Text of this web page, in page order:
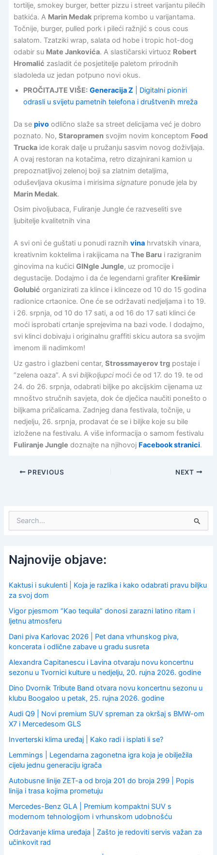
tortilje, smokey burger, better pizzu i street varijantu pilećih
batkića. A Marin Medakpriprema kombo u varijantama.
Točnije, burger, pulled pork i pileći ražnjić s cous cous
salatom. Tzatziki wrap, salata od hobe i tropic hot-dog
odabir su Mate Jankovića. A slastičarski virtuoz Robert
Hromalić zasladit će posjetitelje paletom prirodnih
sladoleda uz jedan potpuno novi okus.
PROČITAJTE VIŠE: Generacija Z | Digitalni pioniri
odrasli u svijetu pametnih telefona i društvenih mreža
Da se pivoodlično slaže sa street delicijama već je dobro
poznato. No, Staropramensvojim novim konceptom Food
Truckaide korak dalje u pružanju sasvim novog doživljaja.
A ovaj restoran na kotačima, retro dizajnirani kamion u
prepoznatljivoj zelenoj boji sa zlatnim detaljima,
oduševljava okusima i mirisima signature ponude jela by
Marin Medak.
Osim pivoljubaca, Fuliranje Jungle će razveseliti sve
ljubitelje kvalitetnih vina
A svi oni će guštati u ponudi raznih vinahrvatskih vinara,
kreativnim koktelima i rakijicama na The Baru i razigranim
ginovima na kućici GINgle Jungle, uz promocije i
degustacije. Dodajmo i da će legendarni grafiter Krešimir
Golubić organizirati za klince i klinceze od 10 do 15 godina
radionice crtaonice. One će se održavati nedjeljama i to 19.
i 26. srpnja, od 10 do 17 sati, a od 16 do 17 sati klinci će
moći isprobati crtanje sprejevima na bazi vode. I dodajmo,
svi klinci dobivaju i originalnu graffiti skicu autora sa svojim
imenom ili nadimkom!
Uz gastro i glazbeni centar, Strossmayerov trgpostaje i
“zelena oaza”. A svi biljkoljupcimoći će od 17. do 19. te od
24. do 26. srpnja, odabrati biljke po akcijskim cijenama uz
mnoštvo stručnih savjeta, dok će dječica naučiti ponešto o
biljkama pričalicama. Zadnjeg dana festivala, točnije, u
nedjelju, 26. srpnja, prodavat će se i biljke koje su bile
izložene na festivalu. A više informacija o samom festivalu
Fuliranje Jungle doznajte na njihovoj Facebook stranici.
PREVIOUS NEXT
c
h
o
r
Najnovije objave:
Kaktusi i sukulenti | Koja je razlika i kako odabrati pravu biljku
za svoj dom
Vigor pjesmom “Kao tequila” donosi zarazni latino ritam i
ljetnu atmosferu
Dani piva Karlovac 2026 | Pet dana vrhunskog piva,
koncerata i odlične zabave u gradu susreta
Alexandra Capitanescu i Lavina otvaraju novu koncertnu
sezonu u Tvornici kulture u nedjelju, 20. rujna 2026. godine
Dino Dvornik Tribute Band otvara novu koncertnu sezonu u
klubu Boogaloo u petak, 25. rujna 2026. godine
Audi Q9 | Novi premium SUV spreman za okršaj s BMW-om
X7 i Mercedesom GLS
Inverterski klima uređaj | Kako radi i isplati li se?
Lemmings | Legendarna zagonetna igra koja je obilježila
cijelu jednu generaciju igrača
Autobusne linije ZET-a od broja 201 do broja 299 | Popis
linija i trasa kojima prometuju
Mercedes-Benz GLA | Premium kompaktni SUV s
modernom tehnologijom i vrhunskom udobnošću
Održavanje klima uređaja | Zašto je redoviti servis važan za
učinkovit rad